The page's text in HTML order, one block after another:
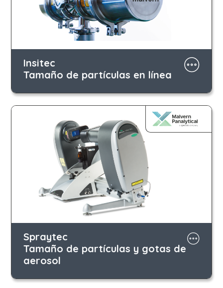
Insitec
Tamaño de partículas en línea
Spraytec
Tamaño de partículas y gotas de
aerosol